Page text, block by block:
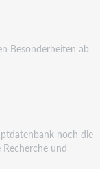
Besonderheiten ab
noch die
und